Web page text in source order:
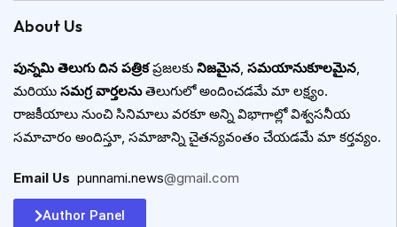
About Us
పున్నమి తెలుగు దిన పత్రికప్రజలకు నిజమైన, సమయానుకూలమైన,
మరియు సమగ్ర వార్తలనుతెలుగులో అందించడమే మా లక్ష్యం.
రాజకీయాలు నుంచి సినిమాలు వరకూ అన్ని విభాగాల్లో విశ్వసనీయ
సమాచారం అందిస్తూ, సమాజాన్ని చైతన్యవంతం చేయడమే మా కర్తవ్యం.
Email Us punnami.news@gmail.com
Author Panel